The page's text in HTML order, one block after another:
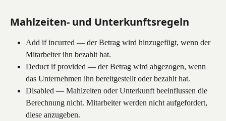
Mahlzeiten- und Unterkunftsregeln
Add if incurred — der Betrag wird hinzugefügt, wenn der
Mitarbeiter ihn bezahlt hat.
Deduct if provided — der Betrag wird abgezogen, wenn
das Unternehmen ihn bereitgestellt oder bezahlt hat.
Disabled — Mahlzeiten oder Unterkunft beeinflussen die
Berechnung nicht. Mitarbeiter werden nicht aufgefordert,
diese anzugeben.